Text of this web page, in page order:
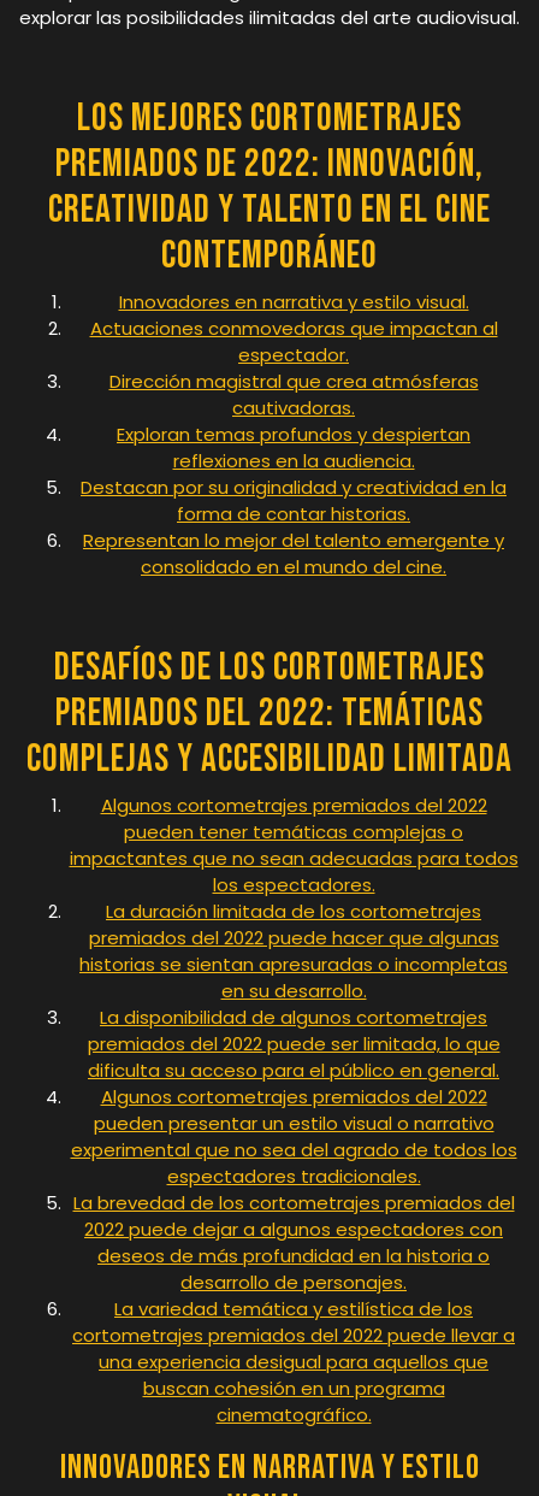
explorar las posibilidades ilimitadas del arte audiovisual.
Los Mejores Cortometrajes
Premiados de 2022: Innovación,
Creatividad y Talento en el Cine
Contemporáneo
Innovadores en narrativa y estilo visual.
Actuaciones conmovedoras que impactan al
espectador.
Dirección magistral que crea atmósferas
cautivadoras.
Exploran temas profundos y despiertan
reflexiones en la audiencia.
Destacan por su originalidad y creatividad en la
forma de contar historias.
Representan lo mejor del talento emergente y
consolidado en el mundo del cine.
Desafíos de los Cortometrajes
Premiados del 2022: Temáticas
Complejas y Accesibilidad Limitada
Algunos cortometrajes premiados del 2022
pueden tener temáticas complejas o
impactantes que no sean adecuadas para todos
los espectadores.
La duración limitada de los cortometrajes
premiados del 2022 puede hacer que algunas
historias se sientan apresuradas o incompletas
en su desarrollo.
La disponibilidad de algunos cortometrajes
premiados del 2022 puede ser limitada, lo que
dificulta su acceso para el público en general.
Algunos cortometrajes premiados del 2022
pueden presentar un estilo visual o narrativo
experimental que no sea del agrado de todos los
espectadores tradicionales.
La brevedad de los cortometrajes premiados del
2022 puede dejar a algunos espectadores con
deseos de más profundidad en la historia o
desarrollo de personajes.
La variedad temática y estilística de los
cortometrajes premiados del 2022 puede llevar a
una experiencia desigual para aquellos que
buscan cohesión en un programa
cinematográfico.
Innovadores en narrativa y estilo